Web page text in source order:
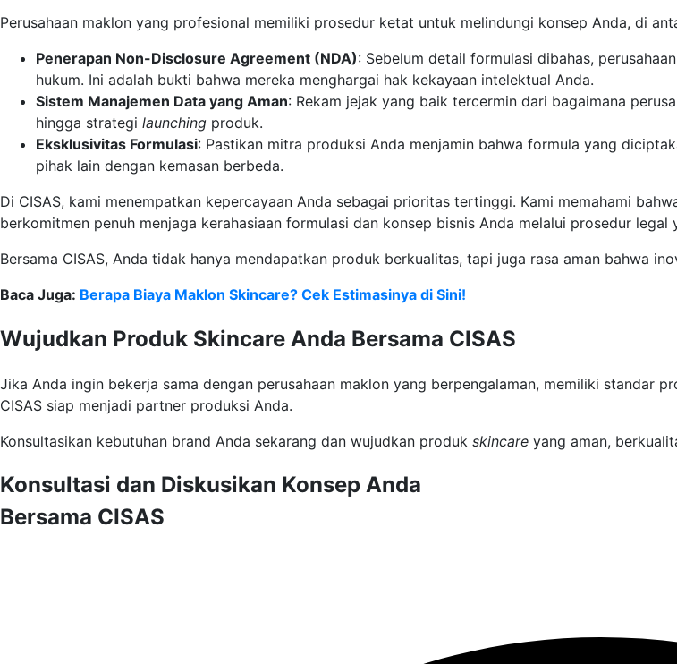
Perusahaan maklon yang profesional memiliki prosedur ketat untuk melindungi konsep Anda, di
Penerapan Non-Disclosure Agreement (NDA): Sebelum detail formulasi dibahas,
hukum. Ini adalah bukti bahwa mereka menghargai hak kekayaan intelektual Anda.
Sistem Manajemen Data yang Aman: Rekam jejak yang baik tercermin dari bagaimana
hingga strategi launching produk.
Eksklusivitas Formulasi: Pastikan mitra produksi Anda menjamin bahwa formula yang
pihak lain dengan kemasan berbeda.
Di CISAS, kami menempatkan kepercayaan Anda sebagai prioritas tertinggi. Kami memahami
berkomitmen penuh menjaga kerahasiaan formulasi dan konsep bisnis Anda melalui prosedur legal
Bersama CISAS, Anda tidak hanya mendapatkan produk berkualitas, tapi juga rasa aman bahwa
Baca Juga: Berapa Biaya Maklon Skincare? Cek Estimasinya di Sini!
Wujudkan Produk Skincare Anda Bersama CISAS
Jika Anda ingin bekerja sama dengan perusahaan maklon yang berpengalaman, memiliki standar
CISAS siap menjadi partner produksi Anda.
Konsultasikan kebutuhan brand Anda sekarang dan wujudkan produk skincare yang aman,
Konsultasi dan Diskusikan Konsep Anda
Bersama CISAS